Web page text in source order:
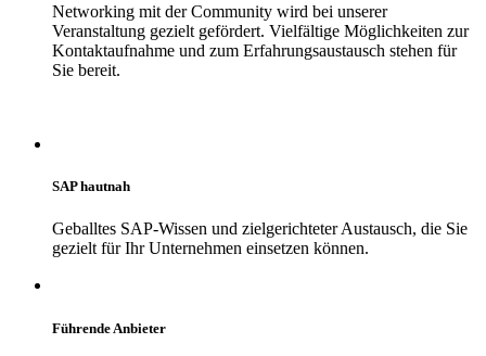
Networking mit der Community wird bei unserer
Veranstaltung gezielt gefördert. Vielfältige Möglichkeiten zur
Kontaktaufnahme und zum Erfahrungsaustausch stehen für
Sie bereit.
SAP hautnah
Geballtes SAP-Wissen und zielgerichteter Austausch, die Sie
gezielt für Ihr Unternehmen einsetzen können.
Führende Anbieter